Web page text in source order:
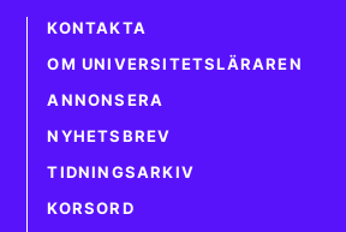
KONTAKTA
OM UNIVERSITETSLÄRAREN
ANNONSERA
NYHETSBREV
TIDNINGSARKIV
KORSORD